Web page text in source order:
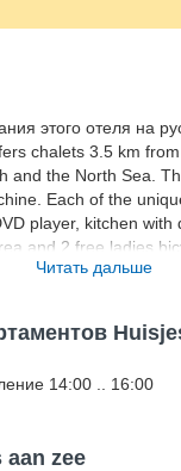
этого отеля на
chalets 3.5 km
and the North Sea.
Each of the
player, kitchen
and 2 free ladies
park is less than
Читать дальше
14:00 .. 16:00
aan zee